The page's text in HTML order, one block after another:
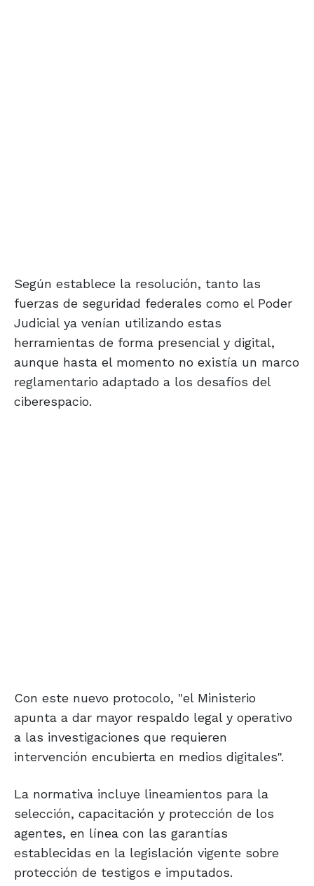
Según establece la resolución, tanto las
fuerzas de seguridad federales como el Poder
Judicial ya venían utilizando estas
herramientas de forma presencial y digital,
aunque hasta el momento no existía un marco
reglamentario adaptado a los desafíos del
ciberespacio.
Con este nuevo protocolo, "el Ministerio
apunta a dar mayor respaldo legal y operativo
a las investigaciones que requieren
intervención encubierta en medios digitales".
La normativa incluye lineamientos para la
selección, capacitación y protección de los
agentes, en línea con las garantías
establecidas en la legislación vigente sobre
protección de testigos e imputados.